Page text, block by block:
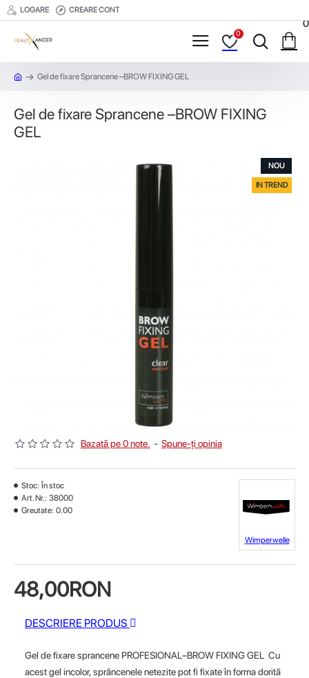
LOGARE CREARE CONT
0
0
Gel de fixare Sprancene –BROW FIXING GEL
Gel de fixare Sprancene –BROW FIXING
GEL
NOU
IN TREND
Bazată pe 0 note. - Spune-ţi opinia
48,00RON
Stoc: În stoc
Art. Nr.: 38000
Greutate: 0.00
Wimperwelle
DESCRIERE PRODUS
Gel de fixare sprancene PROFESIONAL –BROW FIXING GEL
Cu
acest gel incolor, sprâncenele netezite pot fi fixate în forma dorită